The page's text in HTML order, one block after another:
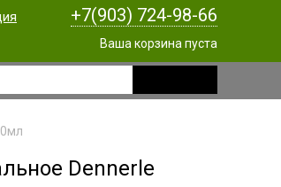
+7(903) 724-98-66
Ваша корзина пуста
Dennerle